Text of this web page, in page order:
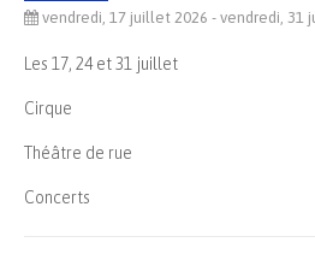
vendredi, 17 juillet 2026 - vendredi, 31
Les 17, 24 et 31 juillet
Cirque
Théâtre de rue
Concerts